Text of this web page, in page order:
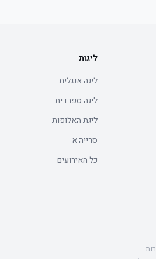
ליגות
ליגה אנגלית
ליגה ספרדית
ליגת האלופות
סרייה א
כל האירועים